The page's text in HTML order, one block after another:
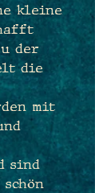
kleine
der
die
mit
sind